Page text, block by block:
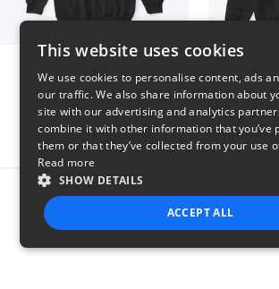
$51
Report this
This website uses cookies
We use cookies to personalise content, ads
our traffic. We also share information about
site with our advertising and analytics
combine it with other information that you’ve
them or that they’ve collected from your use
Read more
SHOW DETAILS
ACCEPT ALL
STRICTLY NECESSARY